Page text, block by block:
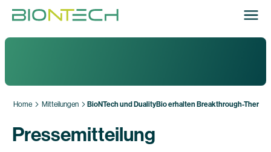
Home Mitteilungen BioNTech und DualityBio erhalten Breakthrough-
Pressemitteilung